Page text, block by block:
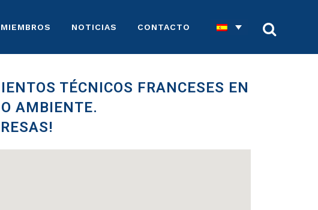
MIEMBROS NOTICIAS CONTACTO
TÉCNICOS FRANCESES EN
AMBIENTE.